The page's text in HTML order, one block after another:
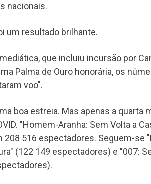
nacionais.
um resultado brilhante.
que incluiu incursão por
Palma de Ouro honorária, os
voo".
boa estreia. Mas apenas a quarta
"Homem-Aranha: Sem Volta a
208 516 espectadores. Seguem-se
(122 149 espectadores) e "007: